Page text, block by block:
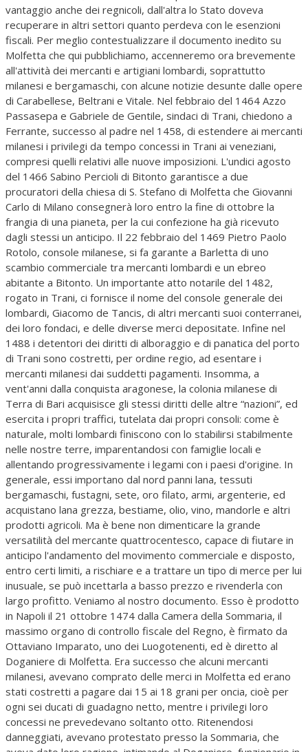
vantaggio anche dei regnicoli, dall'altra lo Stato doveva
recuperare in altri settori quanto perdeva con le esenzioni
fiscali. Per meglio contestualizzare il documento inedito su
Molfetta che qui pubblichiamo, accenneremo ora brevemente
all'attività dei mercanti e artigiani lombardi, soprattutto
milanesi e bergamaschi, con alcune notizie desunte dalle opere
di Carabellese, Beltrani e Vitale. Nel febbraio del 1464 Azzo
Passasepa e Gabriele de Gentile, sindaci di Trani, chiedono a
Ferrante, successo al padre nel 1458, di estendere ai mercanti
milanesi i privilegi da tempo concessi in Trani ai veneziani,
compresi quelli relativi alle nuove imposizioni. L'undici agosto
del 1466 Sabino Percioli di Bitonto garantisce a due
procuratori della chiesa di S. Stefano di Molfetta che Giovanni
Carlo di Milano consegnerà loro entro la fine di ottobre la
frangia di una pianeta, per la cui confezione ha già ricevuto
dagli stessi un anticipo. Il 22 febbraio del 1469 Pietro Paolo
Rotolo, console milanese, si fa garante a Barletta di uno
scambio commerciale tra mercanti lombardi e un ebreo
abitante a Bitonto. Un importante atto notarile del 1482,
rogato in Trani, ci fornisce il nome del console generale dei
lombardi, Giacomo de Tancis, di altri mercanti suoi conterranei,
dei loro fondaci, e delle diverse merci depositate. Infine nel
1488 i detentori dei diritti di alboraggio e di panatica del porto
di Trani sono costretti, per ordine regio, ad esentare i
mercanti milanesi dai suddetti pagamenti. Insomma, a
vent'anni dalla conquista aragonese, la colonia milanese di
Terra di Bari acquisisce gli stessi diritti delle altre “nazioni”, ed
esercita i propri traffici, tutelata dai propri consoli: come è
naturale, molti lombardi finiscono con lo stabilirsi stabilmente
nelle nostre terre, imparentandosi con famiglie locali e
allentando progressivamente i legami con i paesi d'origine. In
generale, essi importano dal nord panni lana, tessuti
bergamaschi, fustagni, sete, oro filato, armi, argenterie, ed
acquistano lana grezza, bestiame, olio, vino, mandorle e altri
prodotti agricoli. Ma è bene non dimenticare la grande
versatilità del mercante quattrocentesco, capace di fiutare in
anticipo l'andamento del movimento commerciale e disposto,
entro certi limiti, a rischiare e a trattare un tipo di merce per lui
inusuale, se può incettarla a basso prezzo e rivenderla con
largo profitto. Veniamo al nostro documento. Esso è prodotto
in Napoli il 21 ottobre 1474 dalla Camera della Sommaria, il
massimo organo di controllo fiscale del Regno, è firmato da
Ottaviano Imparato, uno dei Luogotenenti, ed è diretto al
Doganiere di Molfetta. Era successo che alcuni mercanti
milanesi, avevano comprato delle merci in Molfetta ed erano
stati costretti a pagare dai 15 ai 18 grani per oncia, cioè per
ogni sei ducati di guadagno netto, mentre i privilegi loro
concessi ne prevedevano soltanto otto. Ritenendosi
danneggiati, avevano protestato presso la Sommaria, che